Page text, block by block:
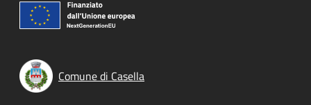
Comune di Casella